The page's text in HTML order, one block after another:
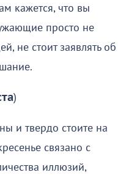
кажется, что вы
просто не
не стоит заявлять об
)
и твердо стоите на
связано с
иллюзий,